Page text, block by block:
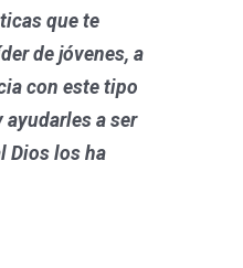
que te
de jóvenes, a
con este tipo
ayudarles a ser
Dios los ha